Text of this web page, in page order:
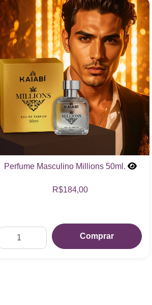
Perfume Masculino Millions 50ml.
R$184,00
Comprar